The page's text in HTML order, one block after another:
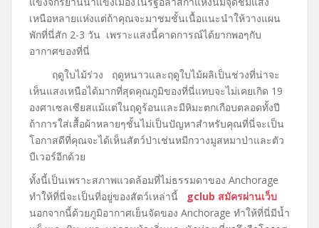
เหนือหลายแห่งแต่ถ้าคุณจะมาชมชั้นเนื้อแนะนำให้วางแผน
พักที่นี่สัก 2-3 วัน เพราะแสงนี้คาดการณ์ได้ยากพอๆกับ
อากาศของที่นี่
ฤดูใบไม้ร่วง ฤดูหนาวและฤดูใบไม้ผลิเป็นช่วงที่น่าจะ
เห็นแสงเหนือได้มากที่สุดคุณภูมิของที่นี่แทบจะไม่เคยเกิด 19
องศาเซลเซียสแม้แต่ในฤดูร้อนและมีหิมะตกเกือบตลอดทั้งปี
ถ้าการใส่เสื้อผ้าหลายๆชั้นไม่เป็นปัญหาสำหรับคุณที่นี่จะเป็น
โอกาสดีที่คุณจะได้เห็นสัตว์ป่าเช่นหมีกวางมูสหมาป่าและตัว
บีเวอร์อีกด้วย
ทั้งนี้เป็นเพราะสภาพแวดล้อมที่ไม่ธรรมดาของ Anchorage
ทำให้ที่นี่จะเป็นที่อยู่ของสัตว์เหล่านี้
gclub สมัครผ่านเว็บ
นอกจากนี้ด้วยภูมิอากาศเย็นจัดของ Anchorage ทำให้ที่นี่มีน้ำ